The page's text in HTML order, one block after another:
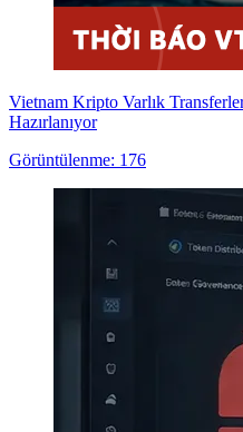
Vietnam Kripto Varlık
Hazırlanıyor
Görüntülenme: 176